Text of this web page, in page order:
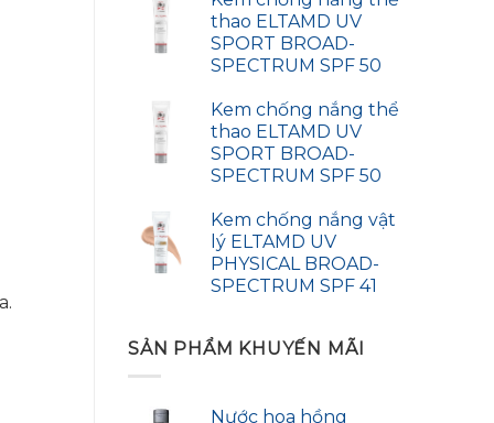
thao ELTAMD UV
SPORT BROAD-
SPECTRUM SPF 50
Kem chống nắng thể
thao ELTAMD UV
SPORT BROAD-
SPECTRUM SPF 50
Kem chống nắng vật
lý ELTAMD UV
PHYSICAL BROAD-
SPECTRUM SPF 41
SẢN PHẨM KHUYẾN MÃI
Nước hoa hồng